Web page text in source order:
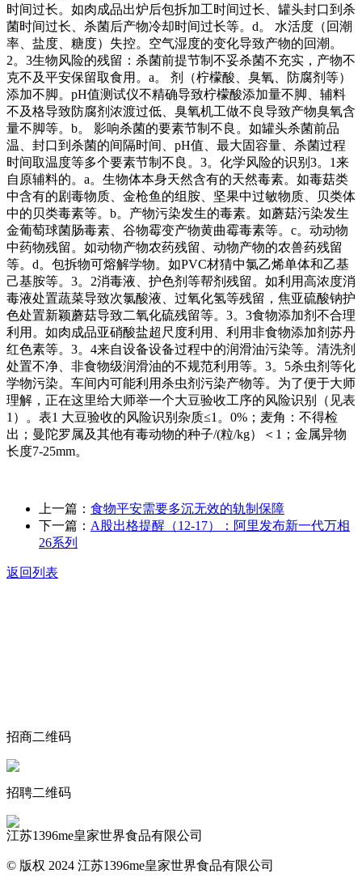
时间过长。如肉成品出炉后包拆加工时间过长、罐头封口到杀
菌时间过长、杀菌后产物冷却时间过长等。d。 水活度（回潮
率、盐度、糖度）失控。空气湿度的变化导致产物的回潮。
2。3生物风险的残留：杀菌前提节制不妥杀菌不充实，产物不
克不及平安保留取食用。a。 剂（柠檬酸、臭氧、防腐剂等）
添加不脚。pH值测试仪不精确导致柠檬酸添加量不脚、辅料
不及格导致防腐剂浓渡过低、臭氧机工做不良导致产物臭氧含
量不脚等。b。 影响杀菌的要素节制不良。如罐头杀菌前品
温、封口到杀菌的间隔时间、pH值、最大固容量、杀菌过程
时间取温度等多个要素节制不良。3。化学风险的识别3。1来
自原辅料的。a。生物体本身天然含有的天然毒素。如毒菇类
中含有的剧毒物质、金枪鱼的组胺、坚果中过敏物质、贝类体
中的贝类毒素等。b。产物污染发生的毒素。如蘑菇污染发生
金葡萄球菌肠毒素、谷物霉变产物黄曲霉毒素等。c。动动物
中药物残留。如动物产物农药残留、动物产物的农兽药残留
等。d。包拆物可熔解学物。如PVC材猜中氯乙烯单体和乙基
己基胺等。3。2消毒液、护色剂等帮剂残留。如利用高浓度消
毒液处置蔬菜导致次氯酸液、过氧化氢等残留，焦亚硫酸钠护
色处置新颖蘑菇导致二氧化硫残留等。3。3食物添加剂不合理
利用。如肉成品亚硝酸盐超尺度利用、利用非食物添加剂苏丹
红色素等。3。4来自设备设备过程中的润滑油污染等。清洗剂
处置不净、非食物级润滑油的不规范利用等。3。5杀虫剂等化
学物污染。车间内可能利用杀虫剂污染产物等。为了便于大师
理解，正在这里给大师举一个大豆验收工序的风险识别（见表
1）。表1 大豆验收的风险识别杂质≤1。0%；麦角：不得检
出；曼陀罗属及其他有毒动物的种子/(粒/kg）＜1；金属异物
长度7-25mm。
上一篇： 食物平安需要多沉无效的轨制保障
下一篇： A股出格提醒（12-17）：阿里发布新一代万相
26系列
返回列表
招商二维码
招聘二维码
江苏1396me皇家世界食品有限公司
© 版权 2024 江苏1396me皇家世界食品有限公司